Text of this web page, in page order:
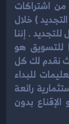
من اشتراكات
) خلال
للتجديد . إننا
للتسويق هو
نقدم لك كل
للبداء
رائعة
بدون